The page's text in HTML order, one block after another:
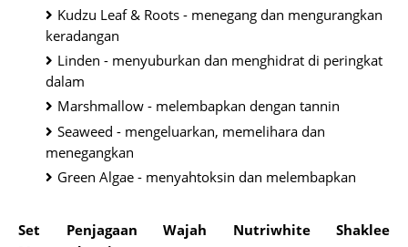
Kudzu Leaf & Roots - menegang dan mengurangkan
keradangan
Linden - menyuburkan dan menghidrat di peringkat
dalam
Marshmallow - melembapkan dengan tannin
Seaweed - mengeluarkan, memelihara dan
menegangkan
Green Algae - menyahtoksin dan melembapkan
Set Penjagaan Wajah Nutriwhite Shaklee